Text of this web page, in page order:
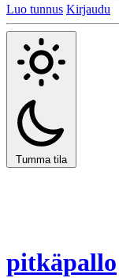
Luo tunnus Kirjaudu
Tumma tila
pitkäpallo